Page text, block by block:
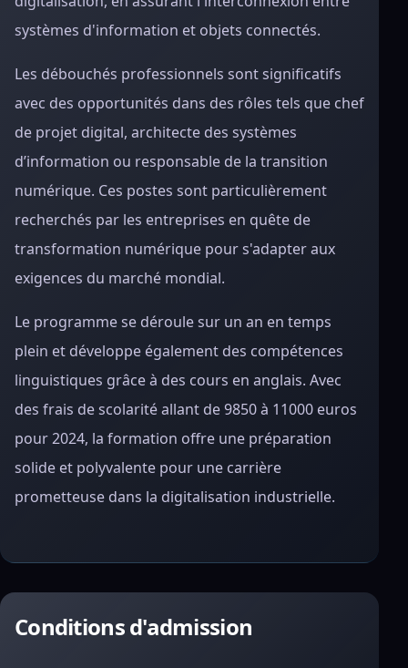
systèmes d'information et objets connectés.
Les débouchés professionnels sont significatifs
avec des opportunités dans des rôles tels que chef
de projet digital, architecte des systèmes
d’information ou responsable de la transition
numérique. Ces postes sont particulièrement
recherchés par les entreprises en quête de
transformation numérique pour s'adapter aux
exigences du marché mondial.
Le programme se déroule sur un an en temps
plein et développe également des compétences
linguistiques grâce à des cours en anglais. Avec
des frais de scolarité allant de 9850 à 11000 euros
pour 2024, la formation offre une préparation
solide et polyvalente pour une carrière
prometteuse dans la digitalisation industrielle.
Conditions d'admission